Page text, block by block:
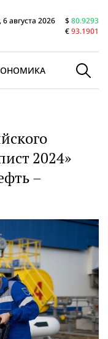
6 августа 2026 $80.9293
€93.1901
В МИРЕ
2024»
–